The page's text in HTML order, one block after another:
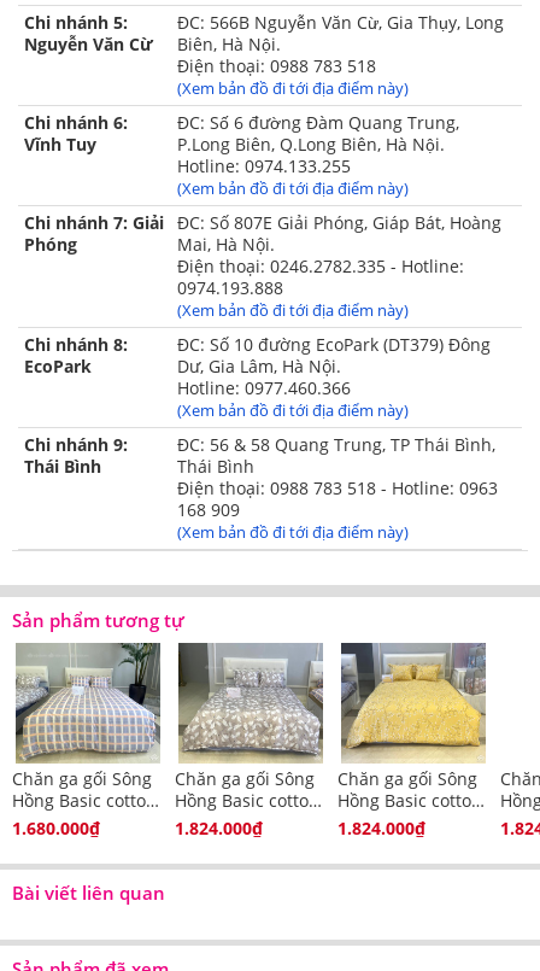
Kết cấu bộ sản phẩm chăn ga gối Sông Hồng Bassic
cotton
Bộ sản phẩm chăn ga gối Sông Hồng Bassic cotton gồm:
Bộ chăn ga gối Sông
Hồng Basic cotton
Bộ chăn ga gối Sông Hồng
Basic cotton
(Ga phủ)
- 01 ga chun chần theo kích
bông 200x220cm
- 02 vỏ gối đầu 45x65cm
- 01 ga phủ theo kích thước
- 01 vỏ chăn chần
bông 200x220cm
Ưu điểm của chăn ga gối Sông Hồng Basic
Chăn ga gối Sông Hồng Basic là dòng sản phẩm tiêu
chuẩn của Sông Hồng, hướng tới tất cả mọi đối tượng sử
dụng. Trên thực tế, màu sắc của chăn ga gối Sông Hồng
chịu, thích hợp với nhiều giới tính và độ tuổi khác nhau.
Chi nhánh 5:
Nguyễn Văn Cừ
ĐC: 566B Nguyễn Văn Cừ, Gia Thụy, Long
Biên, Hà Nội.
Điện thoại: 0988 783 518
(Xem bản đồ đi tới địa điểm này)
Chi nhánh 6:
Vĩnh Tuy
ĐC: Số 6 đường Đàm Quang Trung,
P.Long Biên, Q.Long Biên, Hà Nội.
Hotline: 0974.133.255
(Xem bản đồ đi tới địa điểm này)
Chi nhánh 7: Giải
Phóng
ĐC: Số 807E Giải Phóng, Giáp Bát, Hoàng
Mai, Hà Nội.
Điện thoại: 0246.2782.335 - Hotline:
0974.193.888
(Xem bản đồ đi tới địa điểm này)
Chi nhánh 8:
EcoPark
ĐC: Số 10 đường EcoPark (DT379) Đông
Dư, Gia Lâm, Hà Nội.
Hotline: 0977.460.366
(Xem bản đồ đi tới địa điểm này)
Chi nhánh 9:
Thái Bình
ĐC: 56 & 58 Quang Trung, TP Thái Bình,
Thái Bình
Điện thoại: 0988 783 518 - Hotline: 0963
168 909
(Xem bản đồ đi tới địa điểm này)
Sản phẩm tương tự
Chăn ga gối Sông
Hồng Basic cotton
BC23085
1.680.000₫
Chăn ga gối Sông
Hồng Basic cotton
BC23084
1.824.000₫
Chăn ga gối Sông
Hồng Basic cotton
BC23076
1.824.000₫
Bài viết liên quan